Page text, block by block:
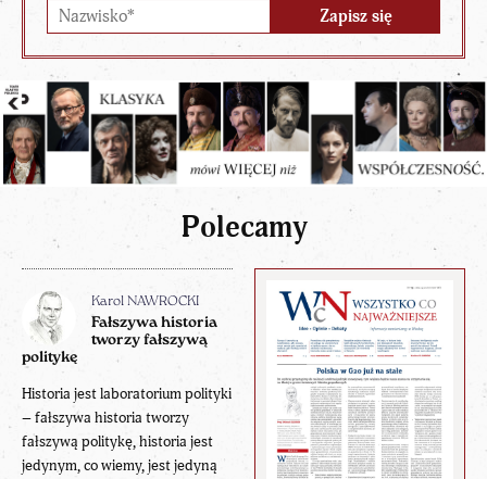
Polecamy
Karol NAWROCKI
Fałszywa historia
tworzy fałszywą
politykę
Historia jest laboratorium polityki
– fałszywa historia tworzy
fałszywą politykę, historia jest
jedynym, co wiemy, jest jedyną